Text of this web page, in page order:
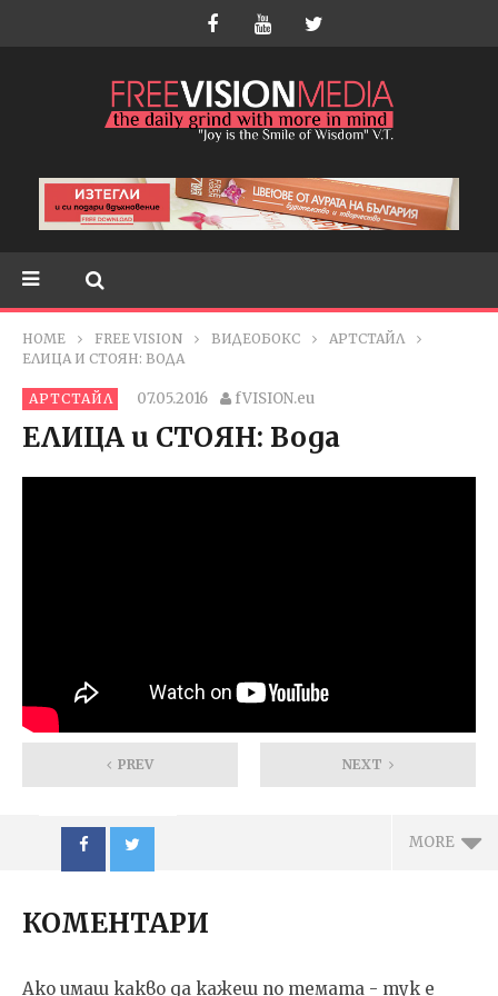
HOME FREE VISION ВИДЕОБОКС
АРТСТАЙЛ
ЕЛИЦА И СТОЯН: ВОДА
АРТСТАЙЛ 07.05.2016 fVISION.eu
ЕЛИЦА и СТОЯН: Вода
PREV NEXT
MORE
КОМЕНТАРИ
Ако имаш какво да кажеш по темата - тук е